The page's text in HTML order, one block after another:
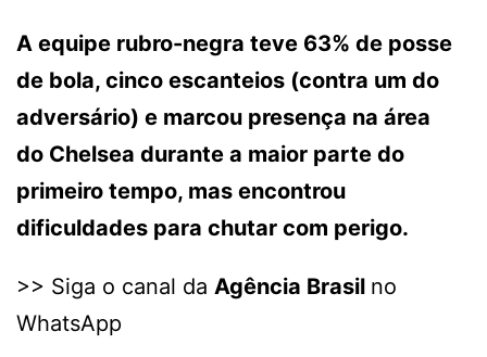
A equipe rubro-negra teve 63% de posse
de bola, cinco escanteios (contra um do
adversário) e marcou presença na área
do Chelsea durante a maior parte do
primeiro tempo, mas encontrou
dificuldades para chutar com perigo.
>> Siga o canal da Agência Brasil no
WhatsApp